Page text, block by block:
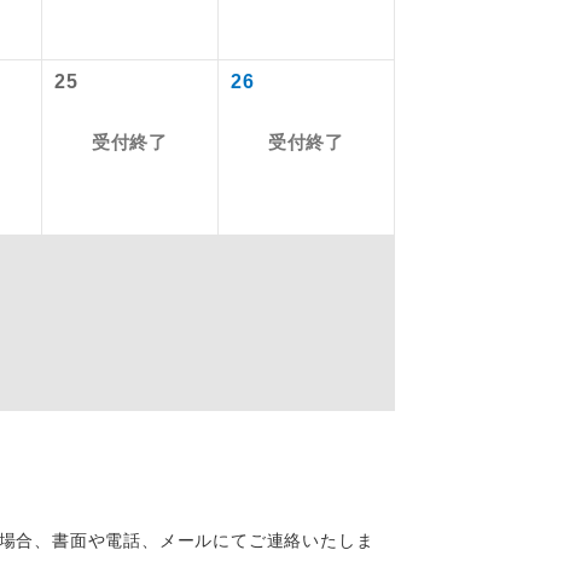
25
受付終了
26
受付終了
合、書面や電話、メールにてご連絡いたしま
せん。別途お支
）2,940円
4,500円、幼児
3,000円
にて飛行機や鉄
産を訪ねるコー
心配はいりませ
っくり聞くこと